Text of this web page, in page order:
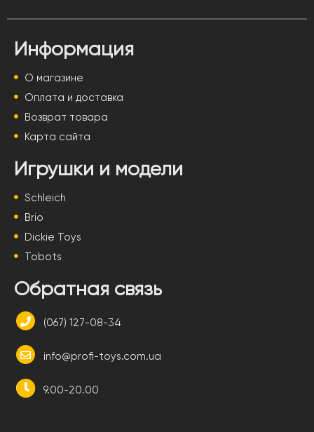
Информация
О магазине
Оплата и доставка
Возврат товара
Карта сайта
Игрушки и модели
Schleich
Brio
Dickie Toys
Tobots
Обратная связь
(067) 127-08-34
info@profi-toys.com.ua
9.00-20.00